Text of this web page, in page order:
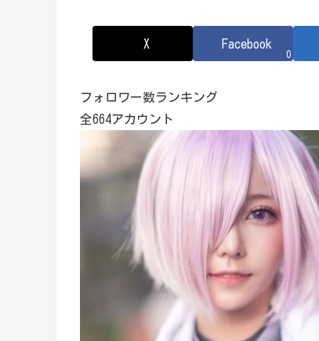
X Facebook
0
フォロワー数ランキング
全664アカウント